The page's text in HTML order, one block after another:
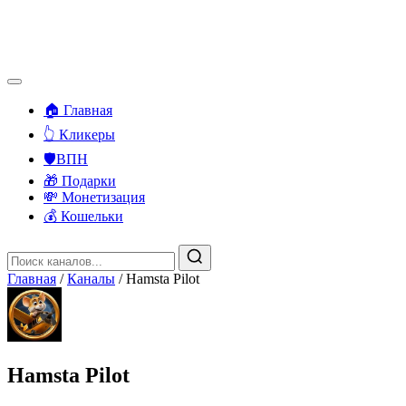
🏠 Главная
👆 Кликеры
🛡️ВПН
🎁 Подарки
💸 Монетизация
💰 Кошельки
Главная / Каналы / Hamsta Pilot
Hamsta Pilot